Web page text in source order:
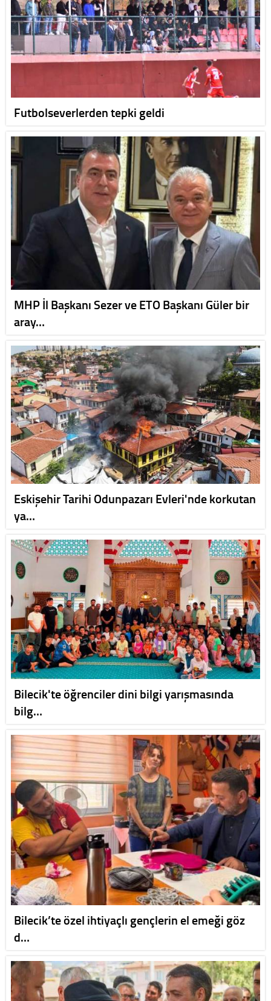
Futbolseverlerden tepki geldi
MHP İl Başkanı Sezer ve ETO Başkanı Güler bir
aray…
Eskişehir Tarihi Odunpazarı Evleri'nde korkutan
ya…
Bilecik'te öğrenciler dini bilgi yarışmasında
bilg…
Bilecik’te özel ihtiyaçlı gençlerin el emeği göz
d…